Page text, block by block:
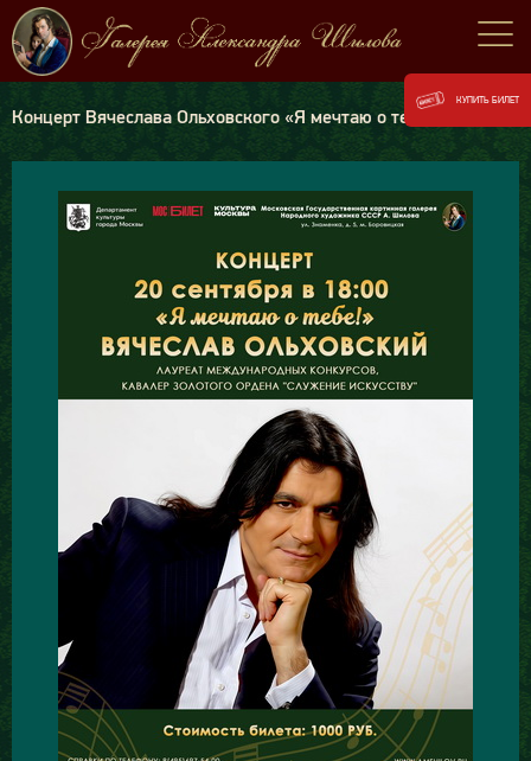
Концерт Вячеслава Ольховского «Я мечтаю о тебе!»
КУПИТЬ БИЛЕТ